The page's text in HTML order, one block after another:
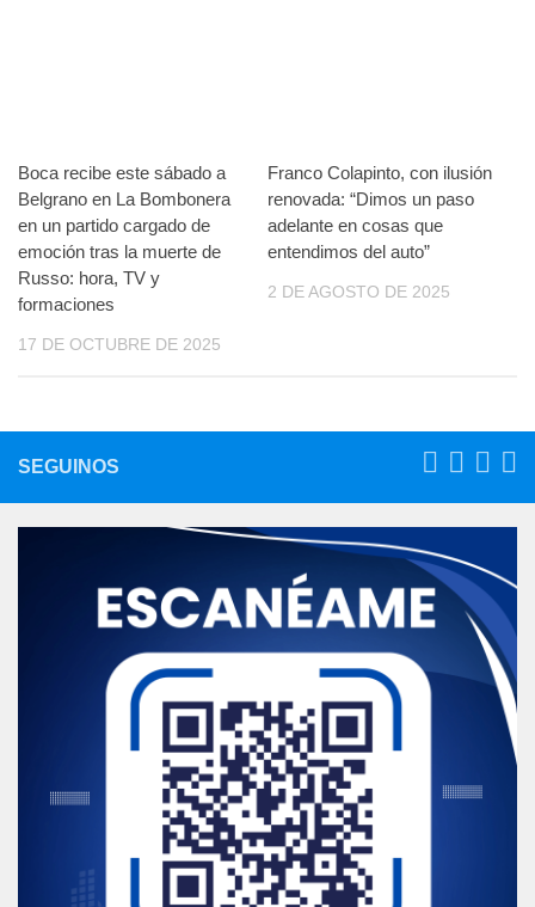
Boca recibe este sábado a
Belgrano en La Bombonera
en un partido cargado de
emoción tras la muerte de
Russo: hora, TV y
formaciones
17 DE OCTUBRE DE 2025
Franco Colapinto, con ilusión
renovada: “Dimos un paso
adelante en cosas que
entendimos del auto”
2 DE AGOSTO DE 2025
SEGUINOS